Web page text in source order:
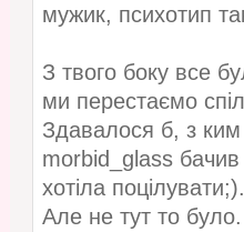
мужик, психотип
З твого боку все
ми перестаємо
Здавалося б, з
morbid_glass
хотіла поцілувати;).
Але не тут то